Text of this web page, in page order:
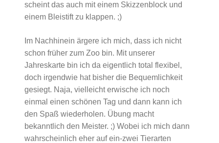
scheint das auch mit einem Skizzenblock und
einem Bleistift zu klappen. ;)
Im Nachhinein ärgere ich mich, dass ich nicht
schon früher zum Zoo bin. Mit unserer
Jahreskarte bin ich da eigentlich total flexibel,
doch irgendwie hat bisher die Bequemlichkeit
gesiegt. Naja, vielleicht erwische ich noch
einmal einen schönen Tag und dann kann ich
den Spaß wiederholen. Übung macht
bekanntlich den Meister. ;) Wobei ich mich dann
wahrscheinlich eher auf ein-zwei Tierarten